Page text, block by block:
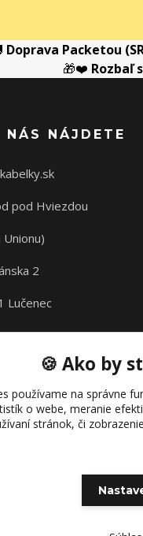
Doprava Packetou
🎁❤️ Rozbaľ
NÁS NÁJDETE
pod Hviezdou
2
Lučenec
🍪 Ako by
používame na správne
o webe, meranie
stránok, či